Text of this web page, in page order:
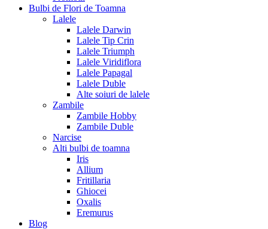
Bulbi de Flori de Toamna
Lalele
Lalele Darwin
Lalele Tip Crin
Lalele Triumph
Lalele Viridiflora
Lalele Papagal
Lalele Duble
Alte soiuri de lalele
Zambile
Zambile Hobby
Zambile Duble
Narcise
Alti bulbi de toamna
Iris
Allium
Fritillaria
Ghiocei
Oxalis
Eremurus
Blog